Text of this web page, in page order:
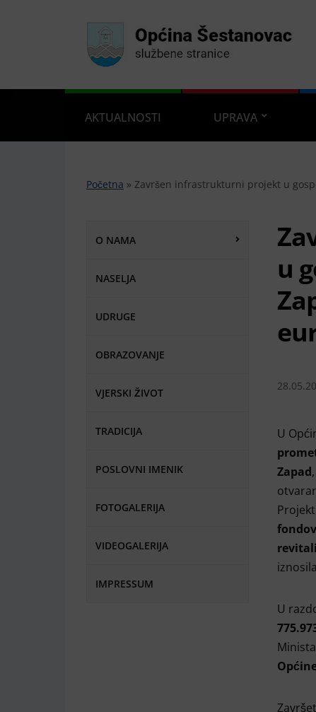
AKTUALNOSTI UPRAVA
Početna » Završen infrastrukturni projekt u
O NAMA
NASELJA
UDRUGE
OBRAZOVANJE
VJERSKI ŽIVOT
TRADICIJA
POSLOVNI IMENIK
FOTOGALERIJA
VIDEOGALERIJA
IMPRESSUM
u
U
Zapad
U